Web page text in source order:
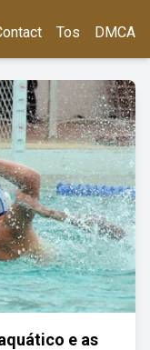
Tos DMCA
e as